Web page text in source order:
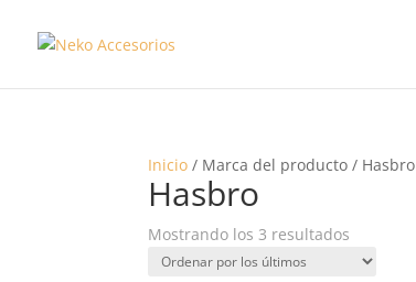
Inicio / Marca del producto / Hasbro
Hasbro
Mostrando los 3 resultados